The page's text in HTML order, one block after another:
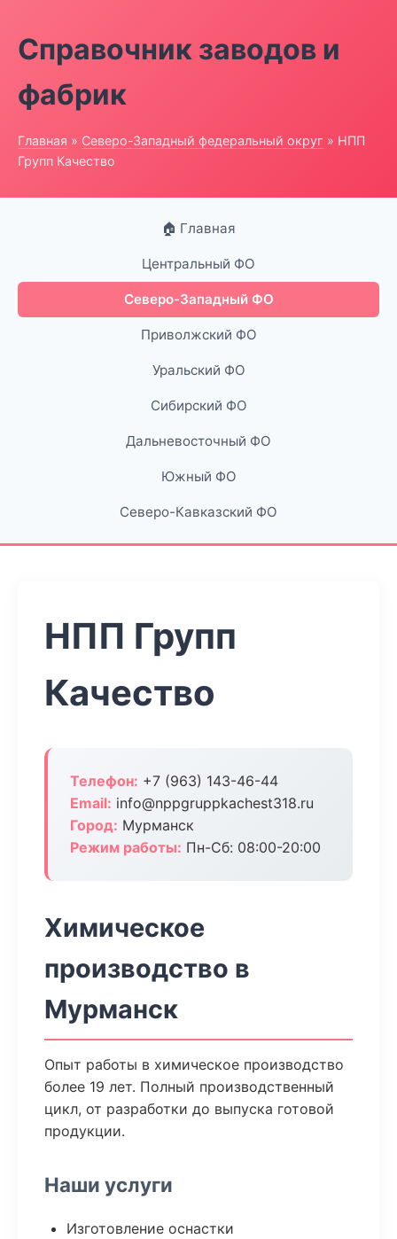
Справочник заводов и
фабрик
Главная » Северо-Западный федеральный округ » НПП
Групп Качество
🏠 Главная
Центральный ФО
Северо-Западный ФО
Приволжский ФО
Уральский ФО
Сибирский ФО
Дальневосточный ФО
Южный ФО
Северо-Кавказский ФО
НПП Групп
Качество
Телефон: +7 (963) 143-46-44
Email: info@nppgruppkachest318.ru
Город: Мурманск
Режим работы: Пн-Сб: 08:00-20:00
Химическое
производство в
Мурманск
Опыт работы в химическое производство
более 19 лет. Полный производственный
цикл, от разработки до выпуска готовой
продукции.
Наши услуги
Изготовление оснастки